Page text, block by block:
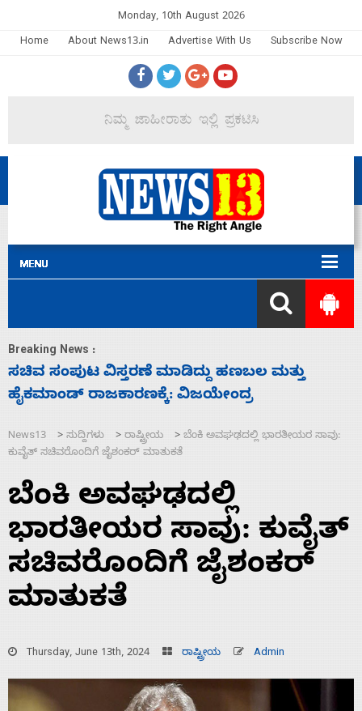
Monday, 10th August 2026
Home
About News13.in Advertise With Us Subscribe Now
Breaking News :
‘ಕಳೆದ 3-4 ವರ್ಷಗಳಲ್ಲಿ 40 ಲಷ್ಕರ್ ಸದಸ್ಯರನ್ನು ಸದ್ದಿಲ್ಲದೆ
ಮುಗಿಸಿದೆ ಭಾರತ
News13 > ಸುದ್ದಿಗಳು > ರಾಷ್ಟ್ರೀಯ > ಬೆಂಕಿ ಅವಘಢದಲ್ಲಿ ಭಾರತೀಯರ ಸಾವು:
ಕುವೈತ್‌ ಸಚಿವರೊಂದಿಗೆ ಜೈಶಂಕರ್‌ ಮಾತುಕತೆ
ಬೆಂಕಿ ಅವಘಢದಲ್ಲಿ
ಭಾರತೀಯರ ಸಾವು: ಕುವೈತ್‌
ಸಚಿವರೊಂದಿಗೆ ಜೈಶಂಕರ್‌
ಮಾತುಕತೆ
Thursday, June 13th, 2024 ರಾಷ್ಟ್ರೀಯ Admin